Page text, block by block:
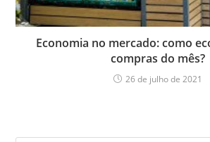
Economia no mercado: como
compras do mês?
26 de julho de 2021